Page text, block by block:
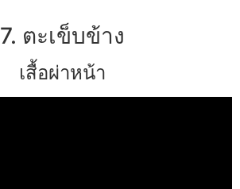
7. ตะเข็บข้าง
เสื้อผ่าหน้า